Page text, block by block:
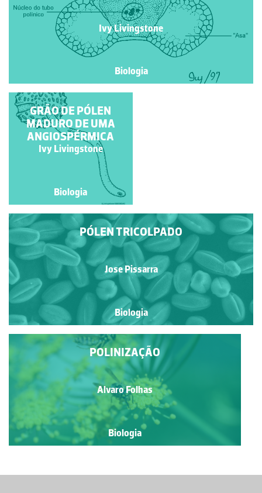
Ivy Livingstone
Biologia
PINHEIRO
Ivy Livingstone
Biologia
GRÃO DE PÓLEN
MADURO DE UMA
ANGIOSPÉRMICA
Ivy Livingstone
Biologia
PÓLEN TRICOLPADO
Jose Pissarra
Biologia
POLINIZAÇÃO
Alvaro Folhas
Biologia